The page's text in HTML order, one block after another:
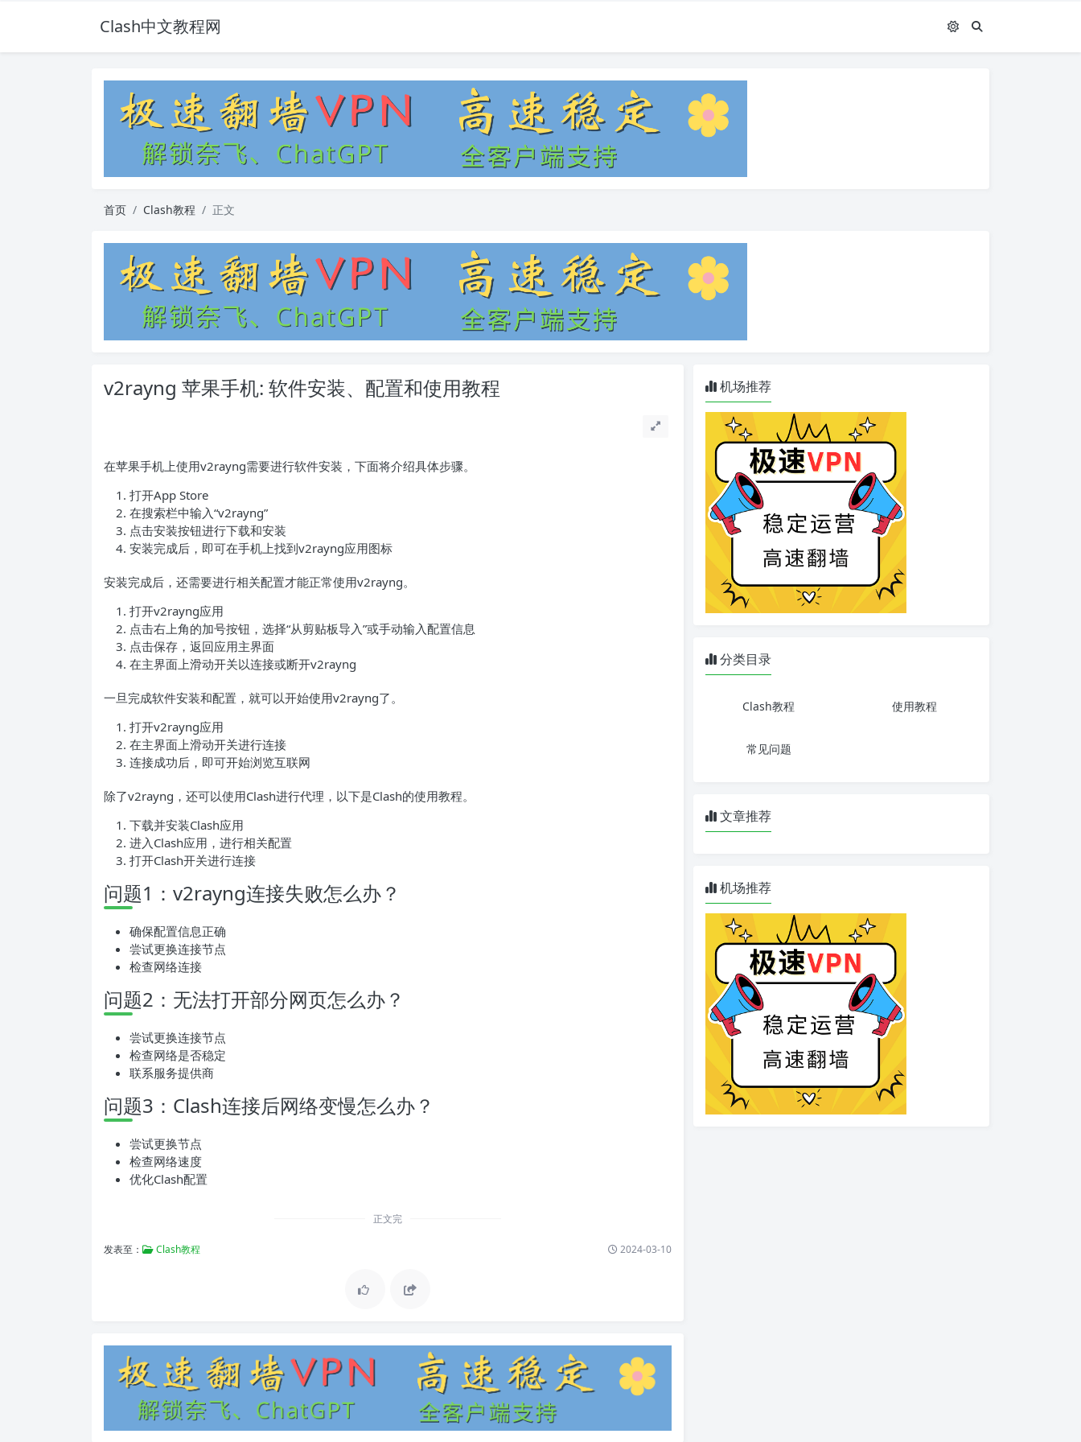
Clash中文教程网
首页 Clash教程 正文
v2rayng 苹果手机: 软件安装、配置和使用教程
在苹果手机上使用v2rayng需要进行软件安装，下面将介绍具体步骤。
打开App Store
在搜索栏中输入“v2rayng”
点击安装按钮进行下载和安装
安装完成后，即可在手机上找到v2rayng应用图标
安装完成后，还需要进行相关配置才能正常使用v2rayng。
打开v2rayng应用
点击右上角的加号按钮，选择“从剪贴板导入”或手动输入配置信息
点击保存，返回应用主界面
在主界面上滑动开关以连接或断开v2rayng
一旦完成软件安装和配置，就可以开始使用v2rayng了。
打开v2rayng应用
在主界面上滑动开关进行连接
连接成功后，即可开始浏览互联网
除了v2rayng，还可以使用Clash进行代理，以下是Clash的使用教程。
下载并安装Clash应用
进入Clash应用，进行相关配置
打开Clash开关进行连接
问题1：v2rayng连接失败怎么办？
确保配置信息正确
尝试更换连接节点
检查网络连接
问题2：无法打开部分网页怎么办？
尝试更换连接节点
检查网络是否稳定
联系服务提供商
问题3：Clash连接后网络变慢怎么办？
尝试更换节点
检查网络速度
优化Clash配置
正文完
发表至： Clash教程 2024-03-10
机场推荐
分类目录
Clash教程 使用教程
常见问题
文章推荐
机场推荐